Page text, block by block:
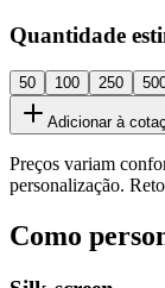
Quantidade
50 100 250
Adicionar à
Preços variam
personalização.
Como